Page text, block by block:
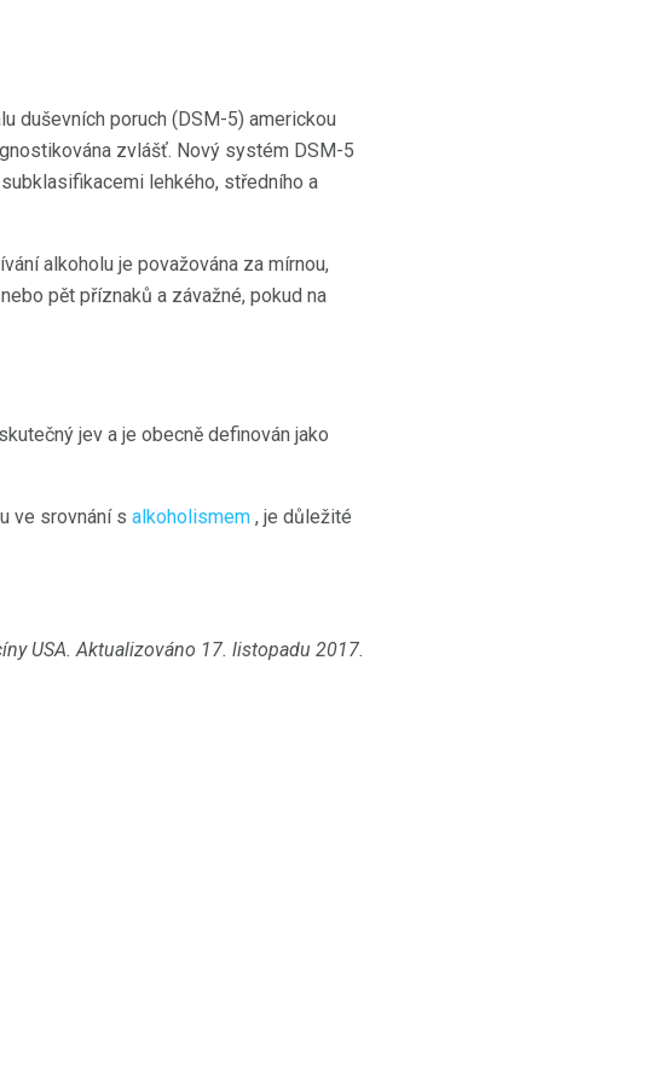
duševních poruch (DSM-5) americkou
zvlášť. Nový systém DSM-5
lehkého, středního a
alkoholu je považována za mírnou,
pět příznaků a závažné, pokud na
jev a je obecně definován jako
ve srovnání s alkoholismem , je důležité
USA. Aktualizováno 17. listopadu 2017.